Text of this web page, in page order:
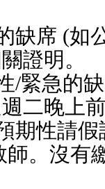
缺席 (如
證明。
/緊急的
二晚上
期性請
師。沒有